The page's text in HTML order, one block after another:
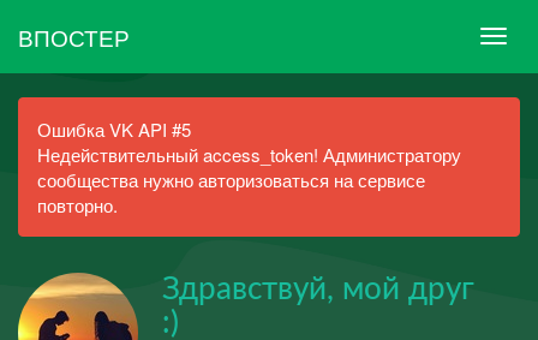
ВПОСТЕР
Ошибка VK API #5
Недействительный access_token! Администратору
сообщества нужно авторизоваться на сервисе
повторно.
Здравствуй, мой друг
:)